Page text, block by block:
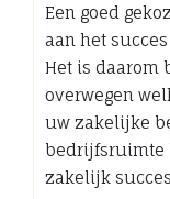
Een goed
aan het
Het is daarom
overwegen
uw zakelijke
bedrijfsruimte
zakelijk